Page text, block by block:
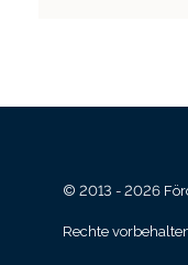
© 2013 - 2026
Rechte